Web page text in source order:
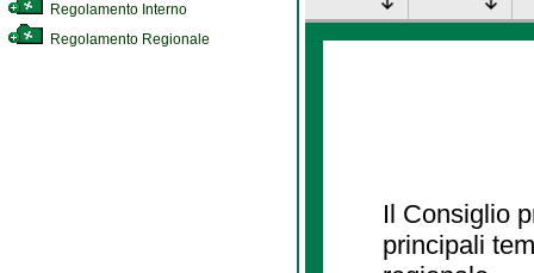
Regolamento Interno
Regolamento Regionale
Il Consiglio
principali